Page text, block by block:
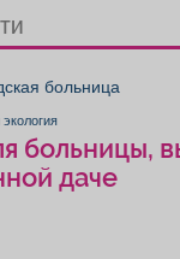
Транспорт
больница
больницы,
даче